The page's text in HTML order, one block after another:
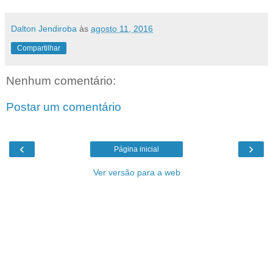
Dalton Jendiroba às agosto 11, 2016
Compartilhar
Nenhum comentário:
Postar um comentário
‹ ›
Página inicial
Ver versão para a web